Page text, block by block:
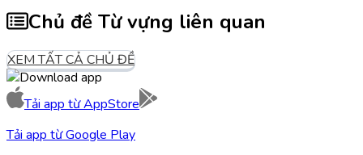
Chủ đề Từ vựng liên quan
XEM TẤT CẢ CHỦ ĐỀ
Tải app từAppStore
Tải app từGoogle Play